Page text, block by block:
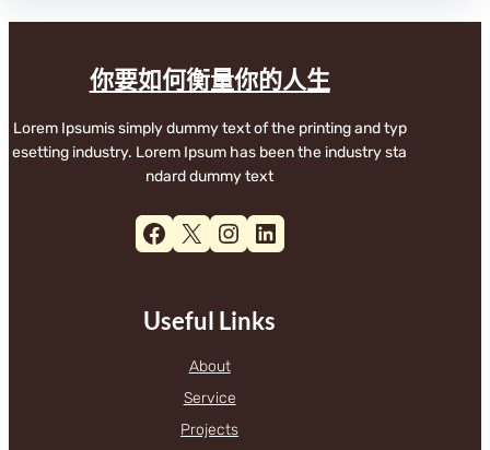
你要如何衡量你的人生
Lorem Ipsumis simply dummy text of the printing and typ
esetting industry. Lorem Ipsum has been the industry sta
ndard dummy text
Facebook X Instagram LinkedIn
Useful Links
About
Service
Projects